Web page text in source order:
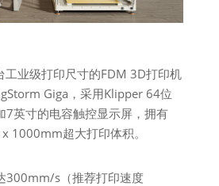
工业级打印尺寸的FDM 3D打印机
Giga，采用Klipper 64位
7英寸的电容触控显示屏，拥有
1000mm超大打印体积。
300mm/s（推荐打印速度